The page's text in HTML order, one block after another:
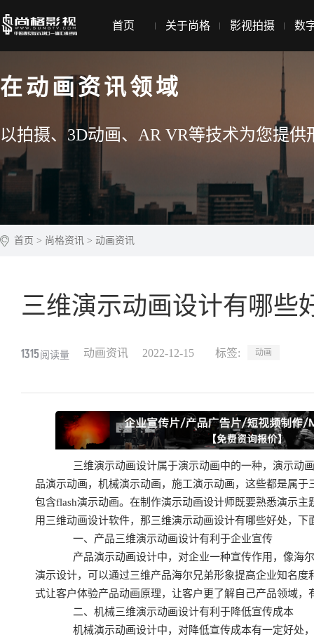
首页 关于尚格 影视拍摄 数
在动画资讯领域
以拍摄、3D动画、AR VR等技术为您提
首页 > 尚格资讯 > 动画资讯
三维演示动画设计有哪些
1315阅读量 动画资讯 2022-12-15 标签: 动画
三维演示动画设计属于演示动画中的一种，演示动
品演示动画，机械演示动画，施工演示动画，这些都是属于
包含flash演示动画。在制作演示动画设计师既要熟悉演示
用三维动画设计软件，那三维演示动画设计有哪些好处，下
一、产品三维演示动画设计有利于企业宣传
产品演示动画设计中，对企业一种宣传作用，像海
演示设计，可以通过三维产品海尔兄弟形象提高企业知名度
式让客户体验产品动画原理，让客户更了解自己产品领域，
二、机械三维演示动画设计有利于降低宣传成本
机械演示动画设计中，对降低宣传成本有一定好处